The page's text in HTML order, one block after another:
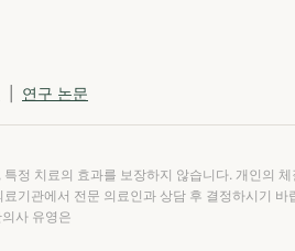
연구 논문
정 치료의 효과를 보장하지 않습니다. 개인의
기관에서 전문 의료인과 상담 후 결정하시기 바
사 유영은